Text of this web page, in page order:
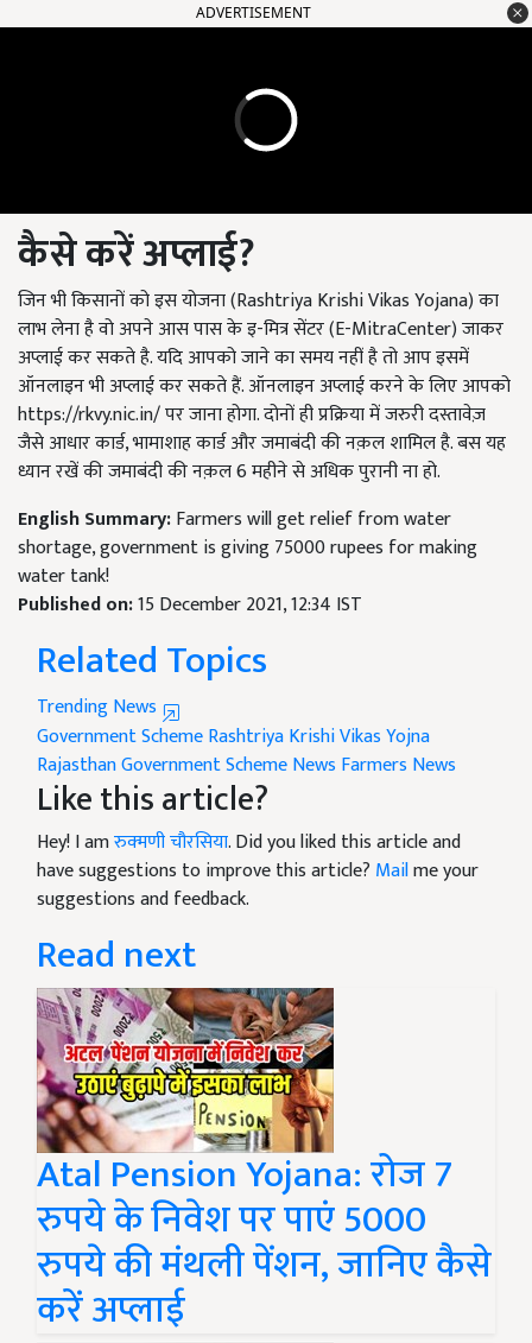
ADVERTISEMENT
कैसे करें अप्लाई?
जिन भी किसानों को इस योजना (Rashtriya Krishi Vikas Yojana) का
लाभ लेना है वो अपने आस पास के इ-मित्र सेंटर (E-MitraCenter) जाकर
अप्लाई कर सकते है. यदि आपको जाने का समय नहीं है तो आप इसमें
ऑनलाइन भी अप्लाई कर सकते हैं. ऑनलाइन अप्लाई करने के लिए आपको
https://rkvy.nic.in/ पर जाना होगा. दोनों ही प्रक्रिया में जरुरी दस्तावेज़
जैसे आधार कार्ड, भामाशाह कार्ड और जमाबंदी की नक़ल शामिल है. बस यह
ध्यान रखें की जमाबंदी की नक़ल 6 महीने से अधिक पुरानी ना हो.
English Summary:Farmers will get relief from water
shortage, government is giving 75000 rupees for making
water tank!
Published on:15 December 2021, 12:34 IST
Related Topics
Trending News
Government SchemeRashtriya Krishi Vikas Yojna
RajasthanGovernment Scheme News Farmers News
Like this article?
Hey! I amरुक्मणी चौरसिया. Did you liked this article and
have suggestions to improve this article? Mailme your
suggestions and feedback.
Read next
Atal Pension Yojana: रोज 7
रुपये के निवेश पर पाएं 5000
रुपये की मंथली पेंशन, जानिए कैसे
करें अप्लाई